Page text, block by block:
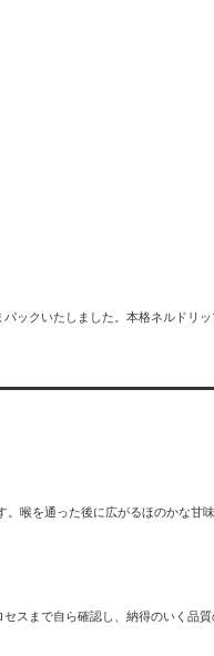
ックいたしました。本格ネルドリ
喉を通った後に広がるほのかな甘
スまで自ら確認し、納得のいく品質